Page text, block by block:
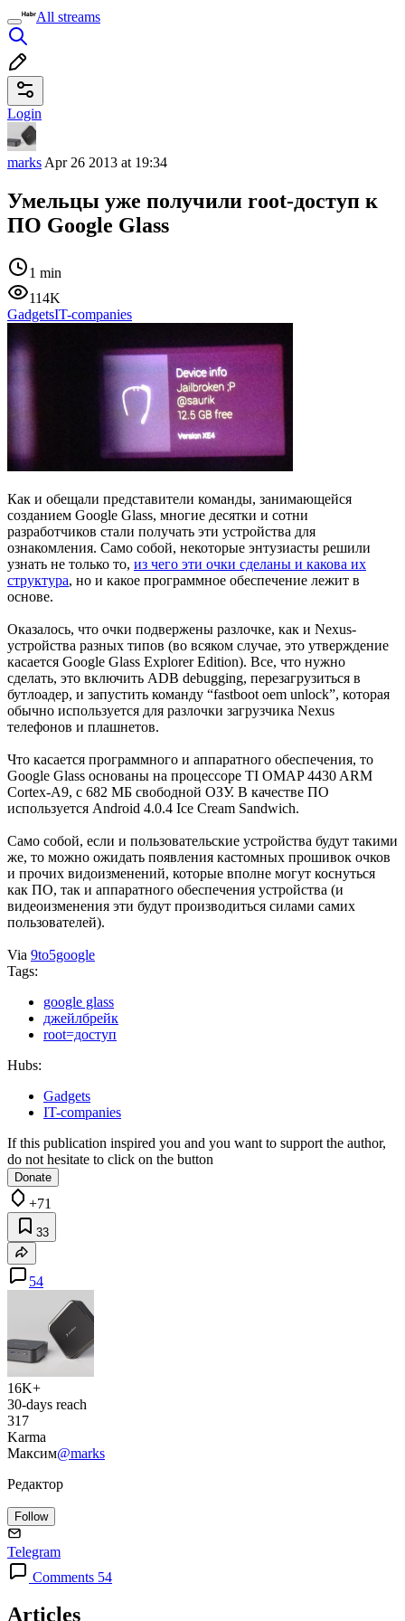
All streams
Login
marks Apr 26 2013 at 19:34
Умельцы уже получили root-доступ к
ПО Google Glass
1 min
114K
GadgetsIT-companies
Как и обещали представители команды, занимающейся
созданием Google Glass, многие десятки и сотни
разработчиков стали получать эти устройства для
ознакомления. Само собой, некоторые энтузиасты решили
узнать не только то, из чего эти очки сделаны и какова их
структура, но и какое программное обеспечение лежит в
основе.
Оказалось, что очки подвержены разлочке, как и Nexus-
устройства разных типов (во всяком случае, это утверждение
касается Google Glass Explorer Edition). Все, что нужно
сделать, это включить ADB debugging, перезагрузиться в
бутлоадер, и запустить команду “fastboot oem unlock”, которая
обычно используется для разлочки загрузчика Nexus
телефонов и плашнетов.
Что касается программного и аппаратного обеспечения, то
Google Glass основаны на процессоре TI OMAP 4430 ARM
Cortex-A9, с 682 МБ свободной ОЗУ. В качестве ПО
используется Android 4.0.4 Ice Cream Sandwich.
Само собой, если и пользовательские устройства будут такими
же, то можно ожидать появления кастомных прошивок очков
и прочих видоизменений, которые вполне могут коснуться
как ПО, так и аппаратного обеспечения устройства (и
видеоизменения эти будут производиться силами самих
пользователей).
Via 9to5google
Tags:
google glass
джейлбрейк
root=доступ
Hubs:
Gadgets
IT-companies
If this publication inspired you and you want to support the author,
do not hesitate to click on the button
Donate
+71
33
54
16K+
30-days reach
317
Karma
Максим@marks
Редактор
Follow
Telegram
Comments 54
Articles